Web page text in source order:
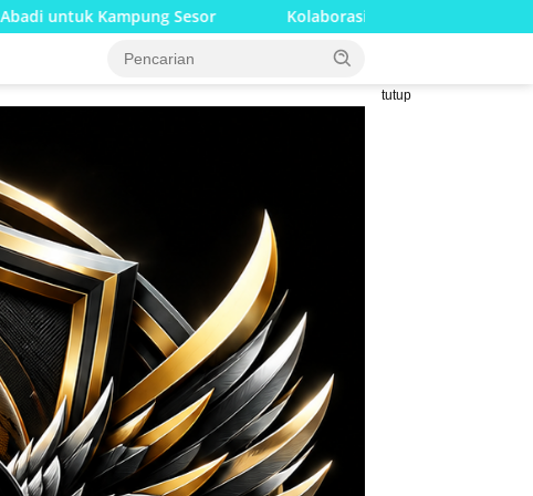
Kolaborasi Lanud Sjamsudin Noor dan BRI Wujudkan
tutup